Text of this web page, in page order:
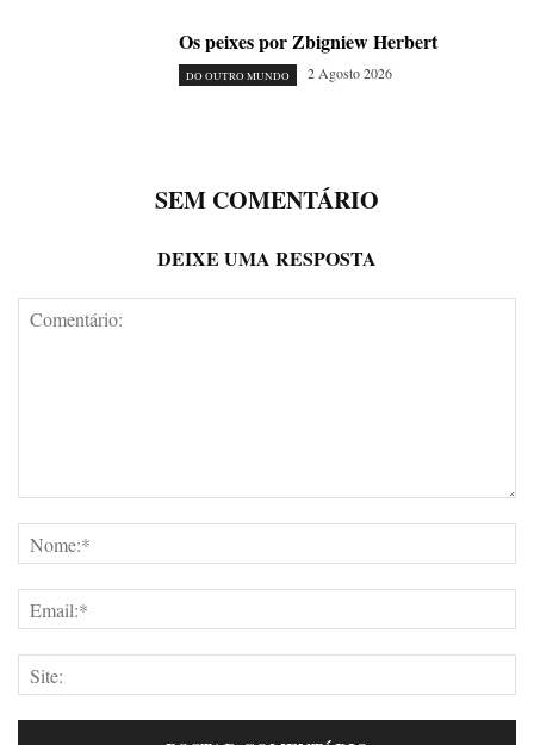
Os peixes por Zbigniew Herbert
DO OUTRO MUNDO 2 Agosto 2026
SEM COMENTÁRIO
DEIXE UMA RESPOSTA